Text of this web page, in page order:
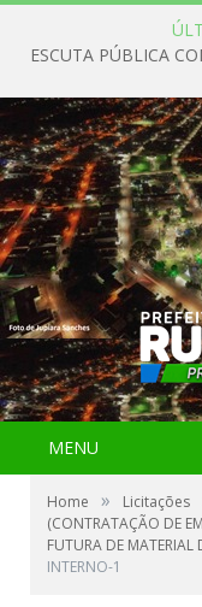
MENU
Home » Licitações
(CONTRATAÇÃO DE
FUTURA DE MATERIAL
INTERNO-1